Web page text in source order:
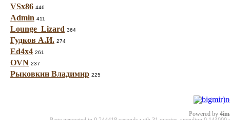
VSx86 446
Admin 411
Lounge_Lizard 364
Гудков А.И. 274
Ed4x4 261
OVN 237
Рыковкин Владимир 225
Powered by